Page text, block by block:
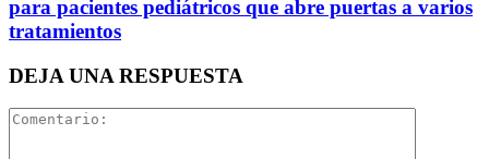
para pacientes pediátricos que abre puertas a varios
tratamientos
DEJA UNA RESPUESTA